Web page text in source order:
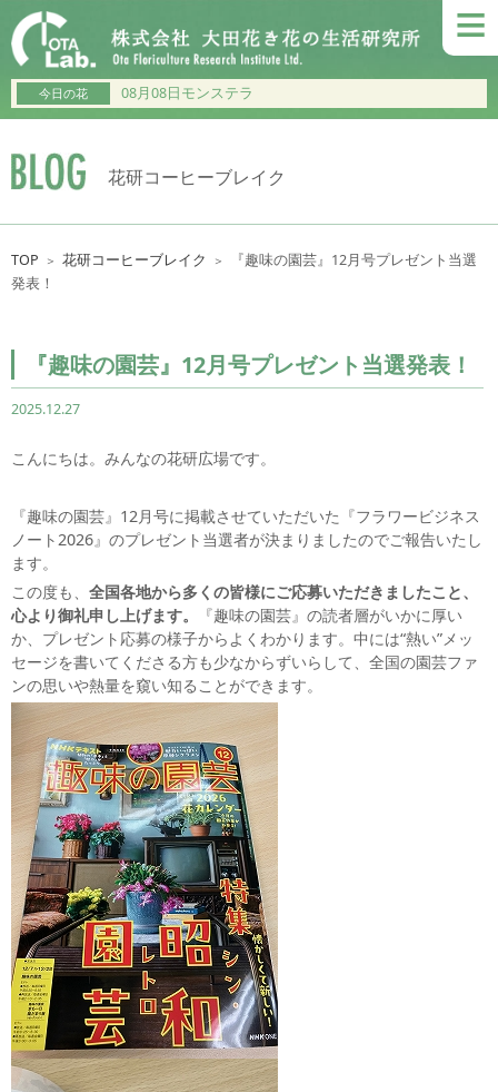
≡
今日の花 08月08日モンステラ
花研コーヒーブレイク
TOP ＞ 花研コーヒーブレイク ＞
『趣味の園芸』12月号プレゼント当選
発表！
『趣味の園芸』12月号プレゼント当選発表！
2025.12.27
こんにちは。みんなの花研広場です。
『趣味の園芸』12月号に掲載させていただいた『フラワービジネス
ノート2026』のプレゼント当選者が決まりましたのでご報告いたし
ます。
この度も、 全国各地から多くの皆様にご応募いただきましたこと、
心より御礼申し上げます。
『趣味の園芸』の読者層がいかに厚い
か、プレゼント応募の様子からよくわかります。中には“熱い”メッ
セージを書いてくださる方も少なからずいらして、全国の園芸ファ
ンの思いや熱量を窺い知ることができます。